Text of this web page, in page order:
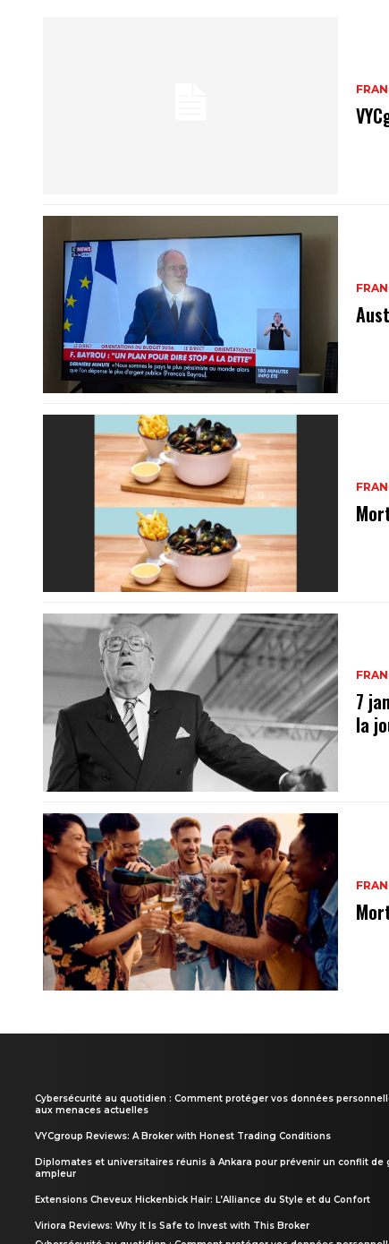
7
la
Cybersécurité au quotidien : Comment protéger vos données
aux menaces actuelles
VYCgroup Reviews: A Broker with Honest Trading Conditions
Diplomates et universitaires réunis à Ankara pour prévenir un conflit de
ampleur
Extensions Cheveux Hickenbick Hair: L’Alliance du Style et du Confort
Viriora Reviews: Why It Is Safe to Invest with This Broker